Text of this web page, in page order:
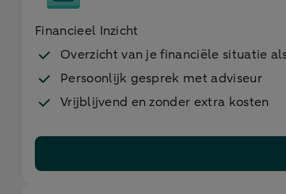
Financieel Inzicht
Overzicht van je financiële situatie
Persoonlijk gesprek met adviseur
Vrijblijvend en zonder extra kosten